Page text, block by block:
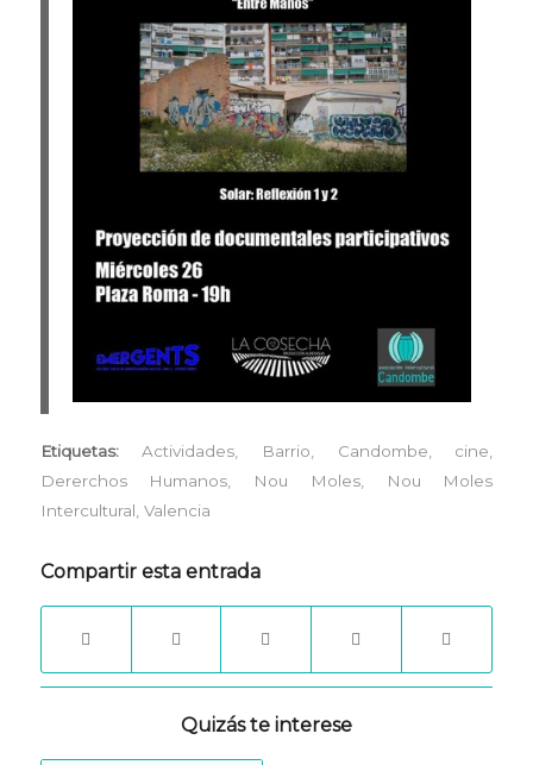
Etiquetas: Actividades Barrio Candombe cine
Dererchos Humanos
Nou Moles,
Nou Moles
Intercultural Valencia
Compartir esta entrada
Quizás te interese